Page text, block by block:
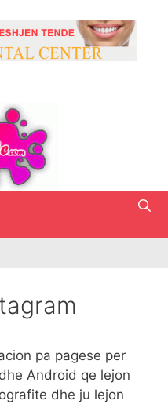
pa pagese per
Android qe lejon
dhe ju lejon